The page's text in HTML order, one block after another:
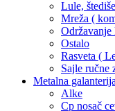
Lule,
Mreža (
Održavanje
Ostalo
Rasveta (
Sajle ručne
Metalna galanterija
Alke
Cp nosač